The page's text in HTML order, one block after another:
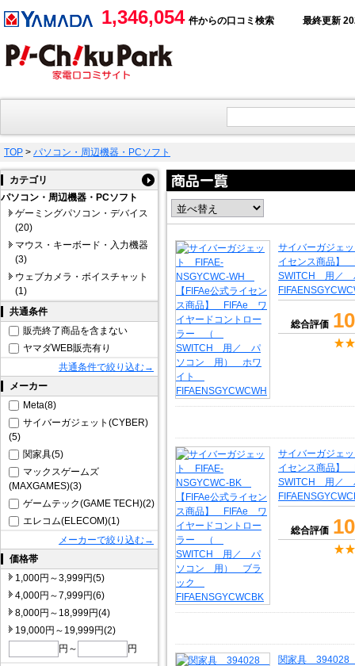
1,346,054 件からの口コミ検索 最終更新
TOP > パソコン・周辺機器・PCソフト
カテゴリ
パソコン・周辺機器・PCソフト
ゲーミングパソコン・デバイス
(20)
マウス・キーボード・入力機器
(3)
ウェブカメラ・ボイスチャット
(1)
共通条件
販売終了商品を含まない
ヤマダWEB販売有り
共通条件で絞り込む→
メーカー
Meta(8)
サイバーガジェット(CYBER)
(5)
関家具(5)
マックスゲームズ
(MAXGAMES)(3)
ゲームテック(GAME TECH)(2)
エレコム(ELECOM)(1)
メーカーで絞り込む→
価格帯
1,000円～3,999円(5)
4,000円～7,999円(6)
8,000円～18,999円(4)
19,000円～19,999円(2)
円～
円
サイバーガジェ
イセンス商品
SWITCH 用／
総合評価
サイバーガジェ
イセンス商品
SWITCH 用／
総合評価
関家具 394028